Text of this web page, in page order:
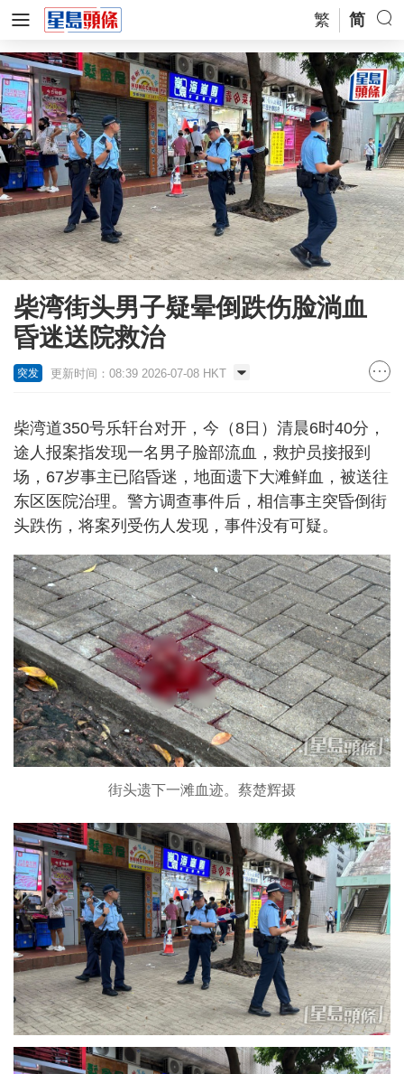
繁 简
柴湾街头男子疑晕倒跌伤脸淌血
昏迷送院救治
突发 更新时间：08:39 2026-07-08 HKT
柴湾道350号乐轩台对开，今（8日）清晨6时40分，
途人报案指发现一名男子脸部流血，救护员接报到
场，67岁事主已陷昏迷，地面遗下大滩鲜血，被送往
东区医院治理。警方调查事件后，相信事主突昏倒街
头跌伤，将案列受伤人发现，事件没有可疑。
街头遗下一滩血迹。蔡楚辉摄